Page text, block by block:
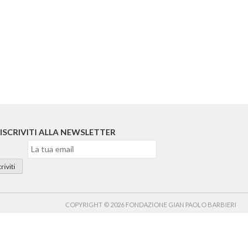
ISCRIVITI ALLA NEWSLETTER
COPYRIGHT © 2026 FONDAZIONE GIAN PAOLO BARBIERI